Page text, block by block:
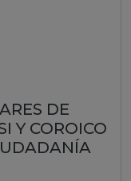
DE
Y COROICO